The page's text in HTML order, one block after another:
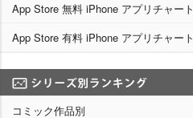
App Store 無料 iPhone アプリチャート
App Store 有料 iPhone アプリチャート
コミック作品別